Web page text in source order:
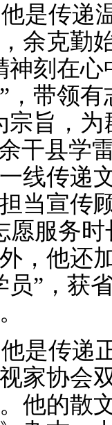
是传递
余克勤
刻在
，带领
宗旨，
干县学
线传递
当宣传
愿服务
，他还
员”，获
是传递
家协会
他的散